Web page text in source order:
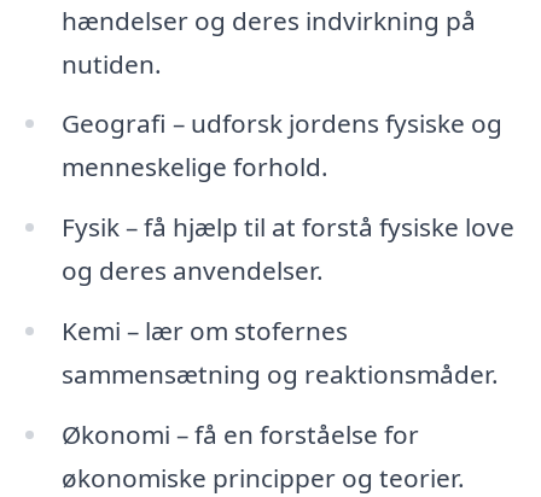
hændelser og deres indvirkning på
nutiden.
Geografi – udforsk jordens fysiske og
menneskelige forhold.
Fysik – få hjælp til at forstå fysiske love
og deres anvendelser.
Kemi – lær om stofernes
sammensætning og reaktionsmåder.
Økonomi – få en forståelse for
økonomiske principper og teorier.